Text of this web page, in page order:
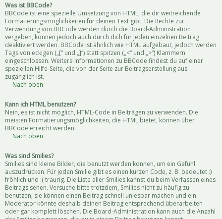
Was ist BBCode?
BBCode ist eine spezielle Umsetzung von HTML, die dir weitreichende
Formatierungsmöglichkeiten für deinen Text gibt. Die Rechte zur
Verwendung von BBCode werden durch die Board-Administration
vergeben, können jedoch auch durch dich für jeden einzelnen Beitrag
deaktiviert werden. BBCode ist ähnlich wie HTML aufgebaut, jedoch werden
Tags von eckigen („[“ und „]“) statt spitzen („<“ und „>“) Klammern
eingeschlossen. Weitere Informationen zu BBCode findest du auf einer
speziellen Hilfe-Seite, die von der Seite zur Beitragserstellung aus
zugänglich ist.
Nach oben
Kann ich HTML benutzen?
Nein, es ist nicht möglich, HTML-Code in Beiträgen zu verwenden. Die
meisten Formatierungsmöglichkeiten, die HTML bietet, können über
BBCode erreicht werden.
Nach oben
Was sind Smilies?
Smilies sind kleine Bilder, die benutzt werden können, um ein Gefühl
auszudrücken. Für jeden Smilie gibt es einen kurzen Code, z. B. bedeutet :)
fröhlich und :( traurig. Die Liste aller Smilies kannst du beim Verfassen eines
Beitrags sehen. Versuche bitte trotzdem, Smilies nicht zu häufig zu
benutzen, sie können einen Beitrag schnell unlesbar machen und ein
Moderator könnte deshalb deinen Beitrag entsprechend überarbeiten
oder gar komplett löschen. Die Board-Administration kann auch die Anzahl